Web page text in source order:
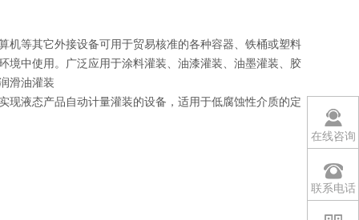
机等其它外接设备可用于贸易核准的各种容器、铁桶或塑料
境中使用。广泛应用于涂料灌装、油漆灌装、油墨灌装、胶
滑油灌装
现液态产品自动计量灌装的设备，适用于低腐蚀性介质的定
在线咨询
联系电话